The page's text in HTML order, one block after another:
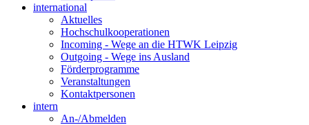
international
Aktuelles
Hochschulkooperationen
Incoming - Wege an die HTWK Leipzig
Outgoing - Wege ins Ausland
Förderprogramme
Veranstaltungen
Kontaktpersonen
intern
An-/Abmelden